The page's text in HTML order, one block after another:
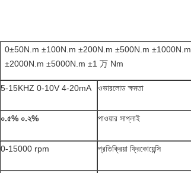
0±50N.m ±100N.m ±200N.m ±500N.m ±1000N.m
±2000N.m ±5000N.m ±1 万 Nm
5-15KHZ 0-10V 4-20mA ওভারলোড ক্ষমতা
০.৫% ০.২% পাওয়ার সাপ্লাই
0-15000 rpm প্রতিক্রিয়া ফ্রিকোয়েন্সি